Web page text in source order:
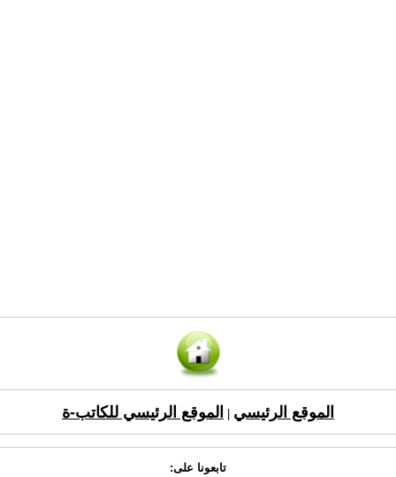
الموقع الرئيسي الموقع الرئيسي للكاتب-ة
تابعونا على: